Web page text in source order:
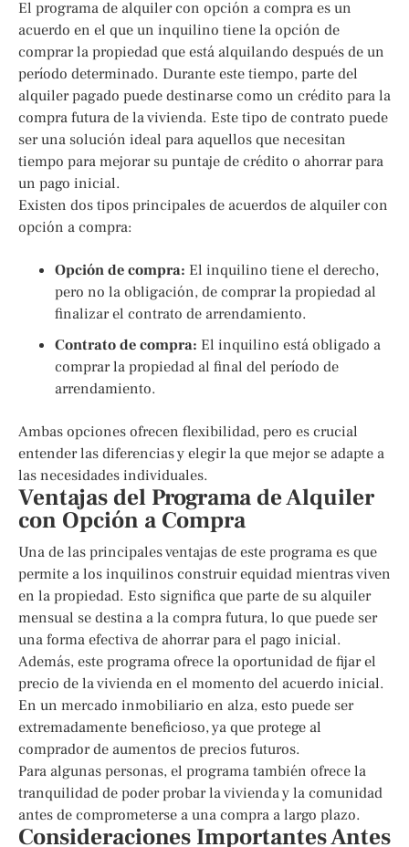
El programa de alquiler con opción a compra es un
acuerdo en el que un inquilino tiene la opción de
comprar la propiedad que está alquilando después de un
período determinado. Durante este tiempo, parte del
alquiler pagado puede destinarse como un crédito para la
compra futura de la vivienda. Este tipo de contrato puede
ser una solución ideal para aquellos que necesitan
tiempo para mejorar su puntaje de crédito o ahorrar para
un pago inicial.
Existen dos tipos principales de acuerdos de alquiler con
opción a compra:
Opción de compra: El inquilino tiene el derecho,
pero no la obligación, de comprar la propiedad al
finalizar el contrato de arrendamiento.
Contrato de compra: El inquilino está obligado a
comprar la propiedad al final del período de
arrendamiento.
Ambas opciones ofrecen flexibilidad, pero es crucial
entender las diferencias y elegir la que mejor se adapte a
las necesidades individuales.
Ventajas del Programa de Alquiler
con Opción a Compra
Una de las principales ventajas de este programa es que
permite a los inquilinos construir equidad mientras viven
en la propiedad. Esto significa que parte de su alquiler
mensual se destina a la compra futura, lo que puede ser
una forma efectiva de ahorrar para el pago inicial.
Además, este programa ofrece la oportunidad de fijar el
precio de la vivienda en el momento del acuerdo inicial.
En un mercado inmobiliario en alza, esto puede ser
extremadamente beneficioso, ya que protege al
comprador de aumentos de precios futuros.
Para algunas personas, el programa también ofrece la
tranquilidad de poder probar la vivienda y la comunidad
antes de comprometerse a una compra a largo plazo.
Consideraciones Importantes Antes